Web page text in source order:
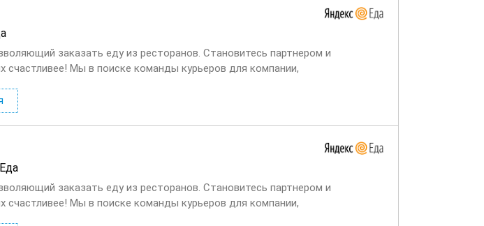
заказать еду из ресторанов. Становитесь партнером и
счастливее! Мы в поиске команды курьеров для компании,
заказать еду из ресторанов. Становитесь партнером и
счастливее! Мы в поиске команды курьеров для компании,